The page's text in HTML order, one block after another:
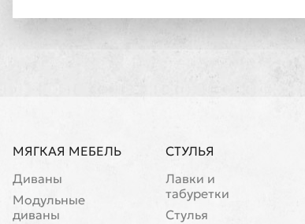
МЯГКАЯ МЕБЕЛЬ
Диваны
Модульные
диваны
СТУЛЬЯ
Лавки и
табуретки
Стулья